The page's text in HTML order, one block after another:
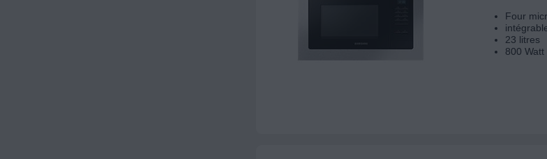
Four
23 litres
800 Watt